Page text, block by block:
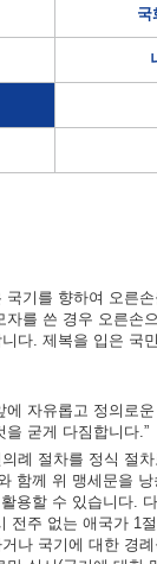
국
기를 향하여 오른
를 쓴 경우 오른손
다. 제복을 입은 국
에 자유롭고 정의로
굳게 다짐합니다.”
례 절차를 정식 절
함께 위 맹세문을
용할 수 있습니다.
전주 없는 애국가 1
나 국기에 대한 경